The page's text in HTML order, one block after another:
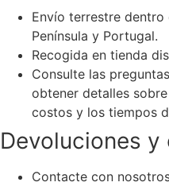
Envío terrestre dentro
Península y Portugal.
Recogida en tienda
Consulte las
obtener detalles
costos y los tiempos
Devoluciones y
Contacte con